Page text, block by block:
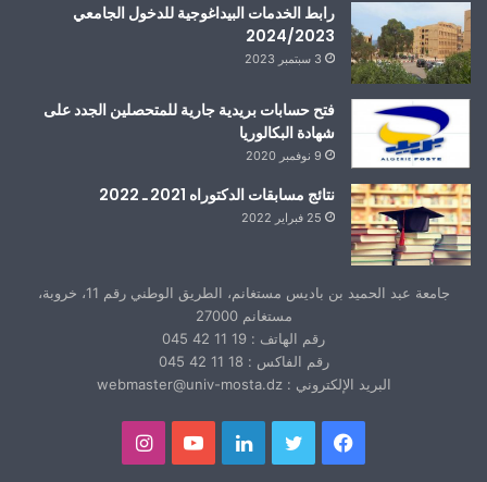
رابط الخدمات البيداغوجية للدخول الجامعي
2024/2023
3 سبتمبر 2023
فتح حسابات بريدية جارية للمتحصلين الجدد على
شهادة البكالوريا
9 نوفمبر 2020
نتائج مسابقات الدكتوراه 2021 ـ 2022
25 فبراير 2022
جامعة عبد الحميد بن باديس مستغانم، الطريق الوطني رقم 11، خروبة،
مستغانم 27000
رقم الهاتف : 19 11 42 045
رقم الفاكس : 18 11 42 045
البريد الإلكتروني : webmaster@univ-mosta.dz
فيسبوك تويتر لينكدإنيوتيوبانستقرام